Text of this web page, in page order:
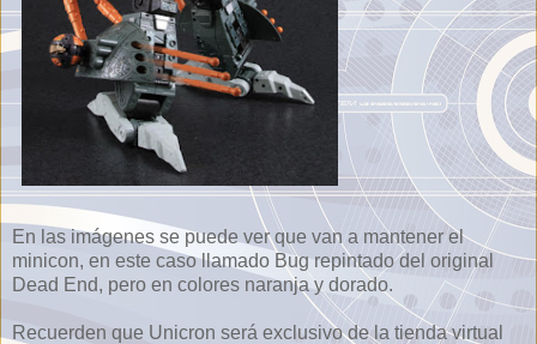
En las imágenes se puede ver que van a mantener el
minicon, en este caso llamado Bug repintado del original
Dead End, pero en colores naranja y dorado.
Recuerden que Unicron será exclusivo de la tienda virtual